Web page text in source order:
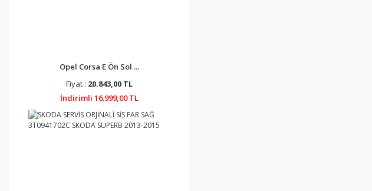
Opel Corsa E Ön Sol ...
Fiyat : 20.843,00 TL
İndirimli 16.999,00 TL